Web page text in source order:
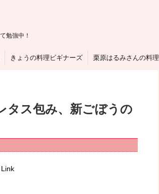
勉強中！
きょうの料理ビギナーズ 栗原はるみさんの料理
タス包み、新ごぼうの